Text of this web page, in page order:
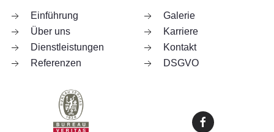
Einführung
Über uns
Dienstleistungen
Referenzen
Galerie
Karriere
Kontakt
DSGVO